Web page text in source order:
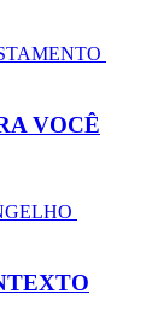
VOCÊ